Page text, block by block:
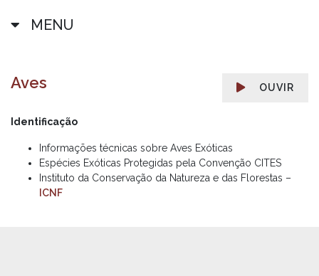
MENU
OUVIR
Aves
Identificação
Informações técnicas sobre Aves Exóticas
Espécies Exóticas Protegidas pela Convenção CITES
Instituto da Conservação da Natureza e das Florestas –
ICNF